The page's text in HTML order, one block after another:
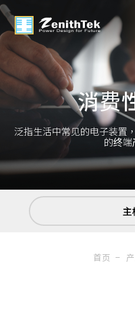
消费
泛指生活中常见的电子装置
的终端
主
首页